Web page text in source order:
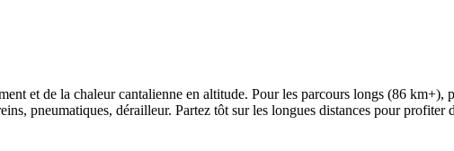
et de la chaleur cantalienne en altitude. Pour les parcours longs (86
pneumatiques, dérailleur. Partez tôt sur les longues distances pour profiter